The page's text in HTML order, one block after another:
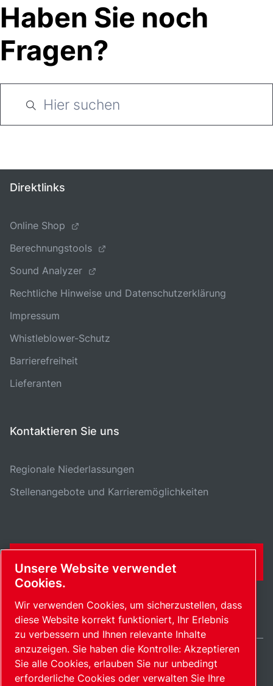
Haben Sie noch
Fragen?
Direktlinks
Online Shop
Berechnungstools
Sound Analyzer
Rechtliche Hinweise und Datenschutzerklärung
Impressum
Whistleblower-Schutz
Barrierefreiheit
Lieferanten
Kontaktieren Sie uns
Regionale Niederlassungen
Stellenangebote und Karrieremöglichkeiten
KONTAKTFORMULAR
SitemapCookies verwalten© 2026 Copyright.
Germany / DE
Unsere Website verwendet
Cookies.
Wir verwenden Cookies, um sicherzustellen, dass
diese Website korrekt funktioniert, Ihr Erlebnis
zu verbessern und Ihnen relevante Inhalte
anzuzeigen. Sie haben die Kontrolle: Akzeptieren
Sie alle Cookies, erlauben Sie nur unbedingt
erforderliche Cookies oder verwalten Sie Ihre